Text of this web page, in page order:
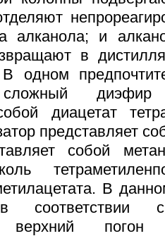
алканола; и
в
одном
сложный диэфир
диацетат
представляет
собой
В
соответствии с
верхний